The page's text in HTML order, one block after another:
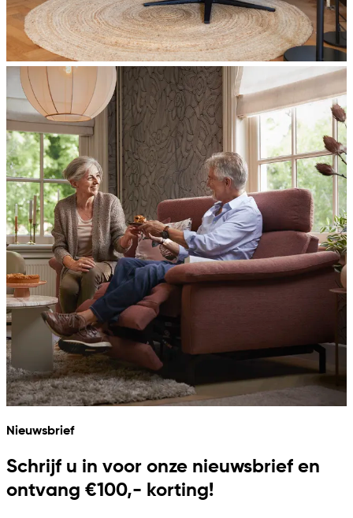
Nieuwsbrief
Schrijf u in voor onze nieuwsbrief en
ontvang €100,- korting!